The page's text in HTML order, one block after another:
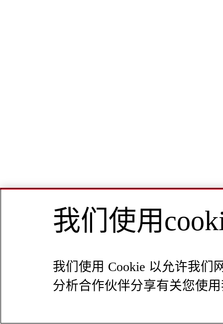
我们使用
我们使用 Cookie 以允许我们
分析合作伙伴分享有关您使